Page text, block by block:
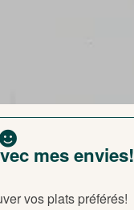
mes envies!
vos plats préférés!